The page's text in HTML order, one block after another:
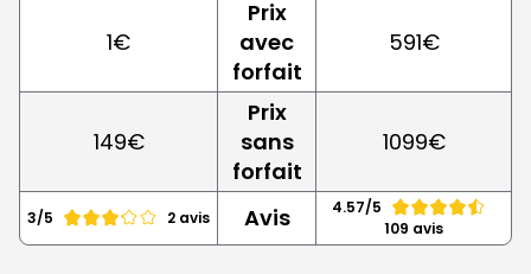
1€
Prix
avec
forfait
591€
149€
Prix
sans
forfait
1099€
3/5 2 avis Avis
4.57/5
109 avis